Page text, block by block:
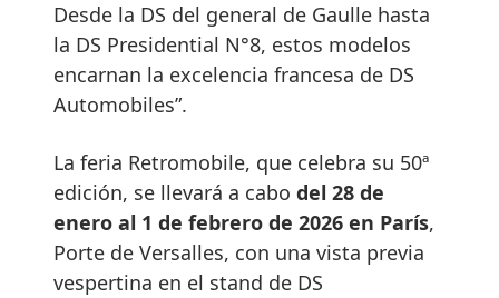
Desde la DS del general de Gaulle hasta
la DS Presidential N°8, estos modelos
encarnan la excelencia francesa de DS
Automobiles”.
La feria Retromobile, que celebra su 50ª
edición, se llevará a cabo del 28 de
enero al 1 de febrero de 2026 en París,
Porte de Versalles, con una vista previa
vespertina en el stand de DS